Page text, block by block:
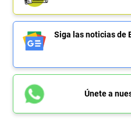
Siga las noticias de
Únete a